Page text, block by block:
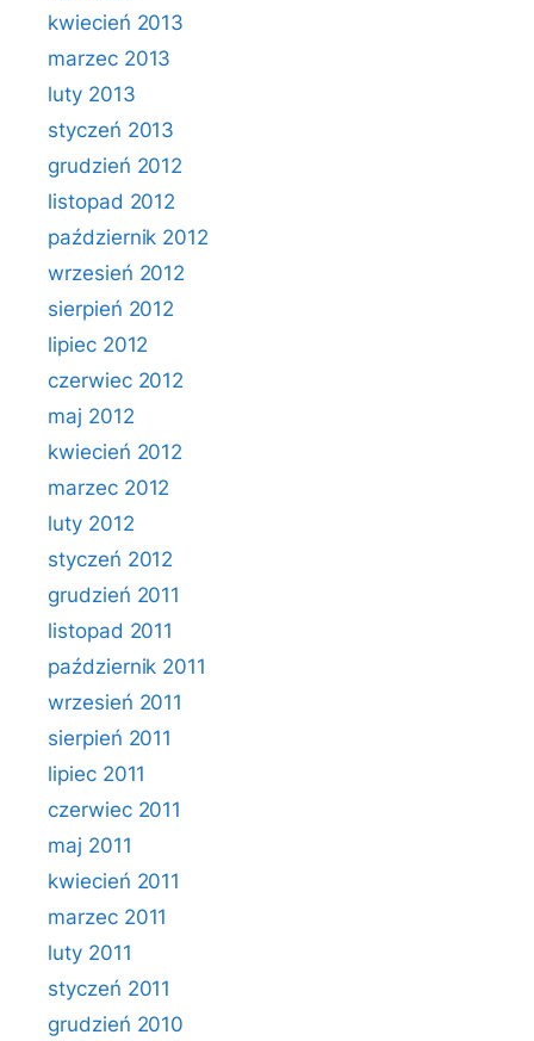
kwiecień 2013
marzec 2013
luty 2013
styczeń 2013
grudzień 2012
listopad 2012
październik 2012
wrzesień 2012
sierpień 2012
lipiec 2012
czerwiec 2012
maj 2012
kwiecień 2012
marzec 2012
luty 2012
styczeń 2012
grudzień 2011
listopad 2011
październik 2011
wrzesień 2011
sierpień 2011
lipiec 2011
czerwiec 2011
maj 2011
kwiecień 2011
marzec 2011
luty 2011
styczeń 2011
grudzień 2010